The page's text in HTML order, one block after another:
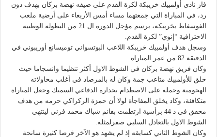
فاز نادي أولمبيك خريبكة لكرة القدم على ضيفه نهضة بركان بهدف دون
رد، في المباراة التي جمعتهما مساء أمس الأربعاء على أرضية ملعب
الفوسفاط بخريبكة، برسم مؤجل الدورة ال 21 من البطولة الوطنية
الاحترافية “إنوي” لكرة القدم.
وسجل هدف أولمبيك خريبكة اللاعب البوتسواني توميسانغ أوريبوني في
الدقيقة 82 من عمر المباراة.
وكان فريق نهضة بركان في الشوط الاول أكثر تنظيما وانسجاما حيث
خلق للأولمبيك متاعب جمة وكان له بالمرصاد في أغلب محاولاته
الهجومية وحمله على الاصطدام بجداره الدفاعي السميك وجعل المباراة
متكافئة، وكاد يخلق المفاجأة لولا أن حمزة الركراكي حرمه من هدف
محقق في د 44 برأسية ارتطمت بقائم شباك محمد فرني لينتهي
الشوط الاول بالتعادل السلبي صفرلمثله.
وكان الشوط الثاني كسابقه إذ لم يشهد هو الآخر فرصا كثيرة سانحة